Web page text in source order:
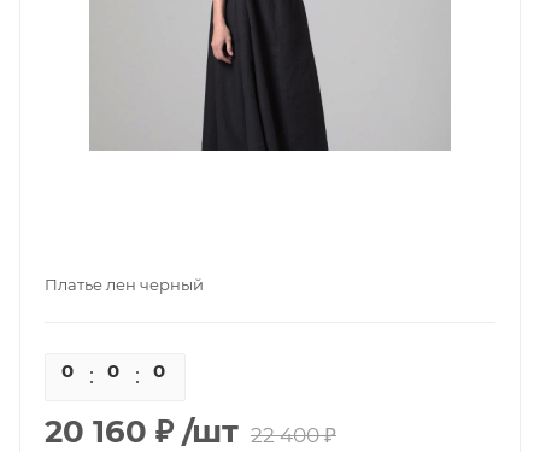
Платье лен черный
0 0 0
20 160 ₽ /шт 22 400 ₽